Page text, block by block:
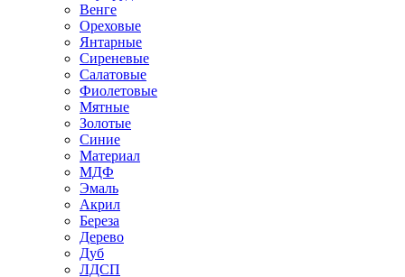
Венге
Ореховые
Янтарные
Сиреневые
Салатовые
Фиолетовые
Мятные
Золотые
Синие
Материал
МДФ
Эмаль
Акрил
Береза
Дерево
Дуб
ЛДСП